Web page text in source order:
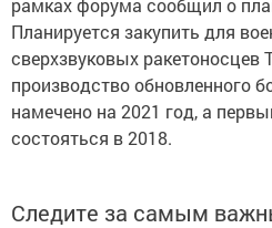
рамках форума сообщил о
Планируется закупить для
сверхзвуковых ракетоносцев
производство обновленного
намечено на 2021 год, а
состояться в 2018.
Следите за самым